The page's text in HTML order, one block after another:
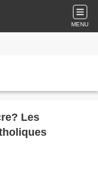
MENU
Les